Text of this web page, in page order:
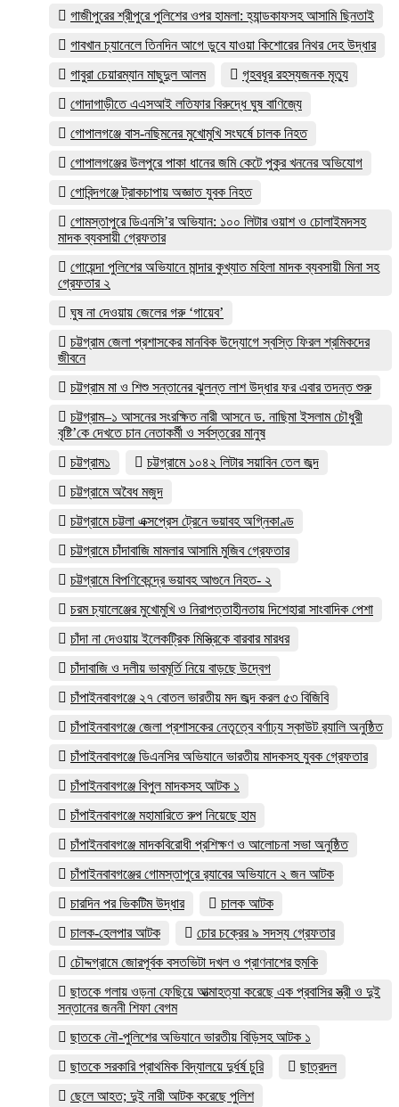
গাজীপুরের শ্রীপুরে পুলিশের ওপর হামলা: হ্যান্ডকাফসহ আসামি ছিনতাই
গাবখান চ্যানেলে তিনদিন আগে ডুবে যাওয়া কিশোরের নিথর দেহ উদ্ধার
গাবুরা চেয়ারম্যান মাছুদুল আলম
গৃহবধূর রহস্যজনক মৃত্যু
গোদাগাড়ীতে এএসআই লতিফার বিরুদ্ধে ঘুষ বাণিজ্যে
গোপালগঞ্জে বাস-নছিমনের মুখোমুখি সংঘর্ষে চালক নিহত
গোপালগঞ্জের উলপুরে পাকা ধানের জমি কেটে পুকুর খননের অভিযোগ
গোবিন্দগঞ্জে ট্রাকচাপায় অজ্ঞাত যুবক নিহত
গোমস্তাপুরে ডিএনসি’র অভিযান: ১০০ লিটার ওয়াশ ও চোলাইমদসহ
মাদক ব্যবসায়ী গ্রেফতার
গোয়েন্দা পুলিশের অভিযানে মান্দার কুখ্যাত মহিলা মাদক ব্যবসায়ী মিনা সহ
গ্রেফতার ২
ঘুষ না দেওয়ায় জেলের গরু ‘গায়েব’
চট্টগ্রাম জেলা প্রশাসকের মানবিক উদ্যোগে স্বস্তি ফিরল শ্রমিকদের
জীবনে
চট্টগ্রাম মা ও শিশু সন্তানের ঝুলন্ত লাশ উদ্ধার ফর এবার তদন্ত শুরু
চট্টগ্রাম–১ আসনের সংরক্ষিত নারী আসনে ড. নাছিমা ইসলাম চৌধুরী
বৃষ্টি’কে দেখতে চান নেতাকর্মী ও সর্বস্তরের মানুষ
চট্টগ্রাম১
চট্টগ্রামে ১০৪২ লিটার সয়াবিন তেল জব্দ
চট্টগ্রামে অবৈধ মজুদ
চট্টগ্রামে চট্টলা এক্সপ্রেস ট্রেনে ভয়াবহ অগ্নিকাণ্ড
চট্টগ্রামে চাঁদাবাজি মামলার আসামি মুজিব গ্রেফতার
চট্টগ্রামে বিপণিকেন্দ্রে ভয়াবহ আগুনে নিহত- ২
চরম চ্যালেঞ্জের মুখোমুখি ও নিরাপত্তাহীনতায় দিশেহারা সাংবাদিক পেশা
চাঁদা না দেওয়ায় ইলেকট্রিক মিস্ত্রিকে বারবার মারধর
চাঁদাবাজি ও দলীয় ভাবমূর্তি নিয়ে বাড়ছে উদ্বেগ
চাঁপাইনবাবগঞ্জে ২৭ বোতল ভারতীয় মদ জব্দ করল ৫৩ বিজিবি
চাঁপাইনবাবগঞ্জে জেলা প্রশাসকের নেতৃত্বে বর্ণাঢ্য স্কাউট র‍্যালি অনুষ্ঠিত
চাঁপাইনবাবগঞ্জে ডিএনসির অভিযানে ভারতীয় মাদকসহ যুবক গ্রেফতার
চাঁপাইনবাবগঞ্জে বিপুল মাদকসহ আটক ১
চাঁপাইনবাবগঞ্জে মহামারিতে রুপ নিয়েছে হাম
চাঁপাইনবাবগঞ্জে মাদকবিরোধী প্রশিক্ষণ ও আলোচনা সভা অনুষ্ঠিত
চাঁপাইনবাবগঞ্জের গোমস্তাপুরে র‍্যাবের অভিযানে ২ জন আটক
চারদিন পর ভিকটিম উদ্ধার
চালক আটক
চালক-হেলপার আটক
চোর চক্রের ৯ সদস্য গ্রেফতার
চৌদ্দগ্রামে জোরপূর্বক বসতভিটা দখল ও প্রাণনাশের হুমকি
ছাতকে গলায় ওড়না ফেছিয়ে আত্মাহত্যা করেছে এক প্রবাসির স্ত্রী ও দুই
সন্তানের জননী শিফা বেগম
ছাতকে নৌ-পুলিশের অভিযানে ভারতীয় বিড়িসহ আটক ১
ছাতকে সরকারি প্রাথমিক বিদ্যালয়ে দুর্ধর্ষ চুরি
ছাত্রদল
ছেলে আহত; দুই নারী আটক করেছে পুলিশ